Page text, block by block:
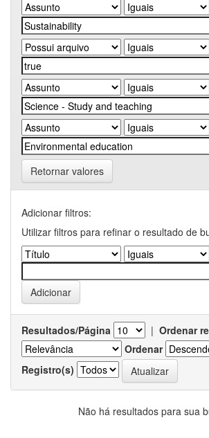
Retornar valores
Adicionar filtros:
Utilizar filtros para refinar o resultado de
Resultados/Página | Ordenar
Ordenar
Registro(s)
Não há resultados para sua